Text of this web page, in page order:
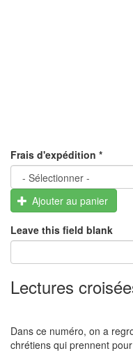
Frais d'expédition *
Ajouter au panier
Leave this field blank
Lectures
Dans ce numéro, on a
chrétiens qui prennent